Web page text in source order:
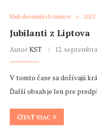
Klub slovenských turistov 2023
Jubilanti z Liptova
AutorKST 12.
V tomto čase sa dožívajú
Ďalší obsah je len pre
ČÍTAŤ VIAC